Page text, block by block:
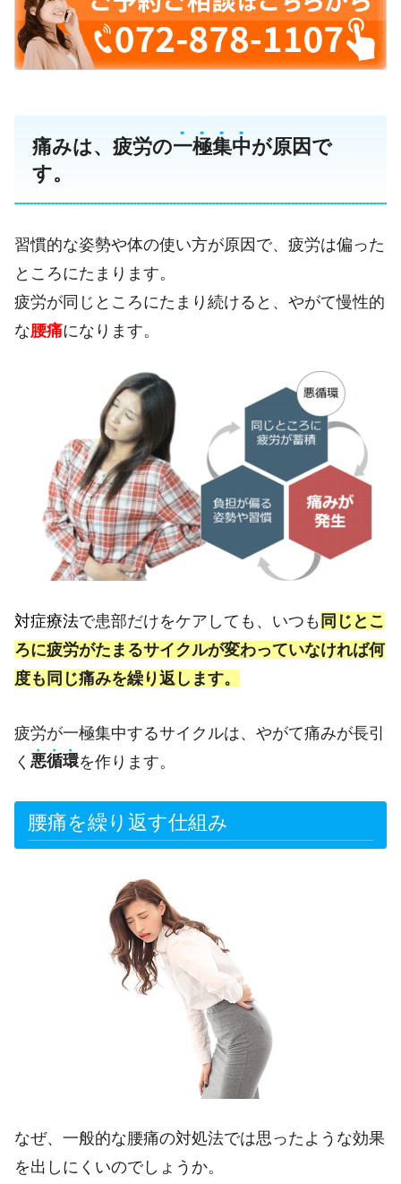
痛みは、疲労の一極集中が原因で
す。
習慣的な姿勢や体の使い方が原因で、疲労は偏った
ところにたまります。
疲労が同じところにたまり続けると、やがて慢性的
な腰痛になります。
対症療法で患部だけをケアしても、いつも 同じとこ
ろに疲労がたまるサイクルが変わっていなければ何
度も同じ痛みを繰り返します。
疲労が一極集中するサイクルは、やがて痛みが長引
く 悪循環を作ります。
腰痛を繰り返す仕組み
なぜ、一般的な腰痛の対処法では思ったような効果
を出しにくいのでしょうか。